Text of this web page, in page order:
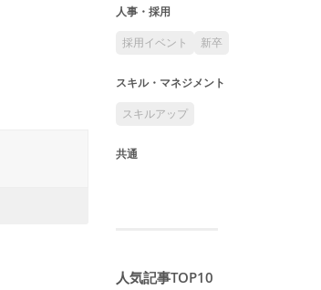
人事・採用
採用イベント 新卒
スキル・マネジメント
スキルアップ
共通
人気記事TOP10